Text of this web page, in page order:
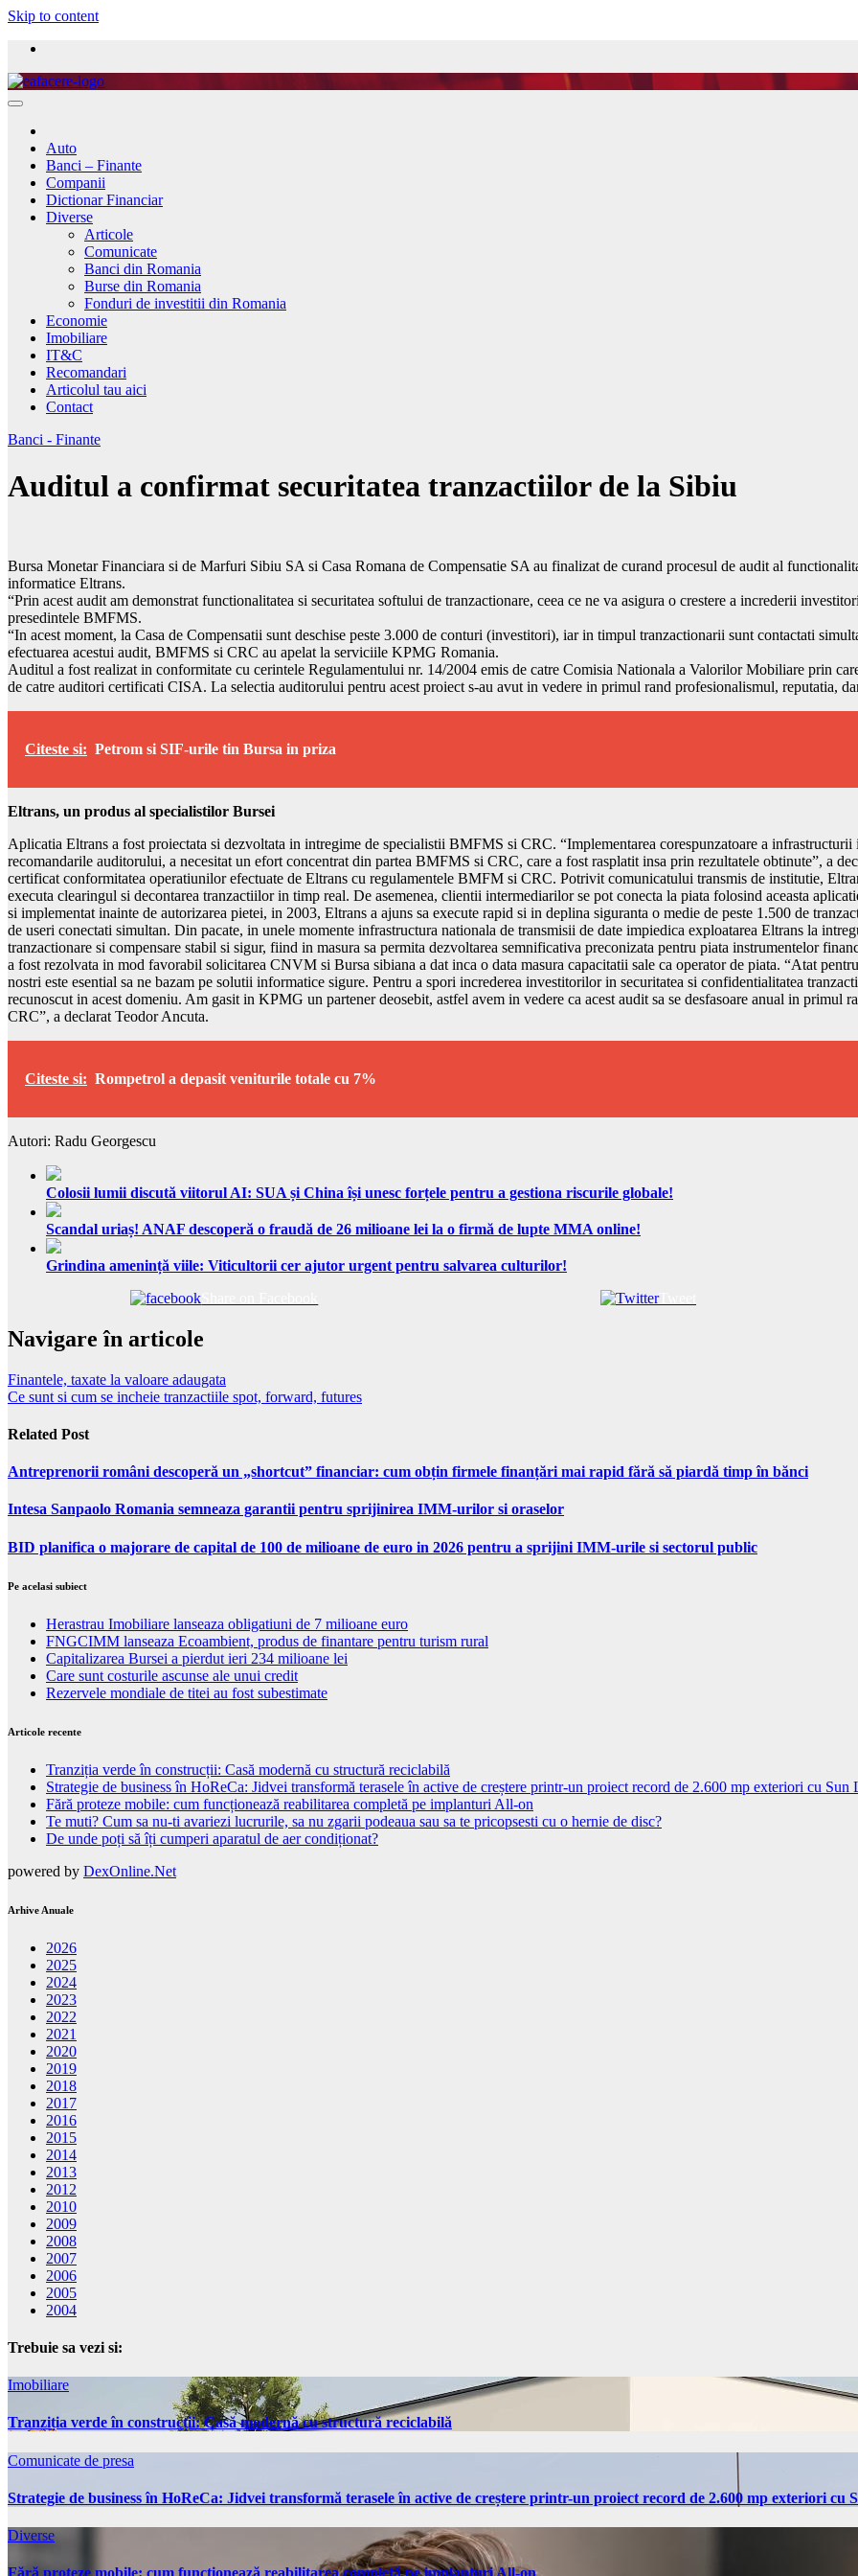
Skip to content
Auto
Banci – Finante
Companii
Dictionar Financiar
Diverse
Articole
Comunicate
Banci din Romania
Burse din Romania
Fonduri de investitii din Romania
Economie
Imobiliare
IT&C
Recomandari
Articolul tau aici
Contact
Banci - Finante
Auditul a confirmat securitatea tranzactiilor de la Sibiu
Bursa Monetar Financiara si de Marfuri Sibiu SA si Casa Romana de Compensatie SA au finalizat de curand procesul de audit al
informatice Eltrans.
“Prin acest audit am demonstrat functionalitatea si securitatea softului de tranzactionare, ceea ce ne va asigura o crestere a increderii
presedintele BMFMS.
“In acest moment, la Casa de Compensatii sunt deschise peste 3.000 de conturi (investitori), iar in timpul tranzactionarii sunt contactati
efectuarea acestui audit, BMFMS si CRC au apelat la serviciile KPMG Romania.
Auditul a fost realizat in conformitate cu cerintele Regulamentului nr. 14/2004 emis de catre Comisia Nationala a Valorilor Mobiliare prin
de catre auditori certificati CISA. La selectia auditorului pentru acest proiect s-au avut in vedere in primul rand profesionalismul, reputatia,
Citeste si: Petrom si SIF-urile tin Bursa in priza
Eltrans, un produs al specialistilor Bursei
Aplicatia Eltrans a fost proiectata si dezvoltata in intregime de specialistii BMFMS si CRC. “Implementarea corespunzatoare a
recomandarile auditorului, a necesitat un efort concentrat din partea BMFMS si CRC, care a fost rasplatit insa prin rezultatele obtinute”, a
certificat conformitatea operatiunilor efectuate de Eltrans cu regulamentele BMFM si CRC. Potrivit comunicatului transmis de institutie,
executa clearingul si decontarea tranzactiilor in timp real. De asemenea, clientii intermediarilor se pot conecta la piata folosind aceasta
si implementat inainte de autorizarea pietei, in 2003, Eltrans a ajuns sa execute rapid si in deplina siguranta o medie de peste 1.500 de
de useri conectati simultan. Din pacate, in unele momente infrastructura nationala de transmisii de date impiedica exploatarea Eltrans la
tranzactionare si compensare stabil si sigur, fiind in masura sa permita dezvoltarea semnificativa preconizata pentru piata instrumentelor
a fost rezolvata in mod favorabil solicitarea CNVM si Bursa sibiana a dat inca o data masura capacitatii sale ca operator de piata. “Atat
nostri este esential sa ne bazam pe solutii informatice sigure. Pentru a spori increderea investitorilor in securitatea si confidentialitatea
recunoscut in acest domeniu. Am gasit in KPMG un partener deosebit, astfel avem in vedere ca acest audit sa se desfasoare anual in
CRC”, a declarat Teodor Ancuta.
Citeste si: Rompetrol a depasit veniturile totale cu 7%
Autori: Radu Georgescu
Colosii lumii discută viitorul AI: SUA și China își unesc forțele pentru a gestiona riscurile globale!
Scandal uriaș! ANAF descoperă o fraudă de 26 milioane lei la o firmă de lupte MMA online!
Grindina amenință viile: Viticultorii cer ajutor urgent pentru salvarea culturilor!
Tweet
Navigare în articole
Finantele, taxate la valoare adaugata
Ce sunt si cum se incheie tranzactiile spot, forward, futures
Related Post
Antreprenorii români descoperă un „shortcut” financiar: cum obțin firmele finanțări mai rapid fără să piardă timp în bănci
Intesa Sanpaolo Romania semneaza garantii pentru sprijinirea IMM-urilor si oraselor
BID planifica o majorare de capital de 100 de milioane de euro in 2026 pentru a sprijini IMM-urile si sectorul public
Pe acelasi subiect
Herastrau Imobiliare lanseaza obligatiuni de 7 milioane euro
FNGCIMM lanseaza Ecoambient, produs de finantare pentru turism rural
Capitalizarea Bursei a pierdut ieri 234 milioane lei
Care sunt costurile ascunse ale unui credit
Rezervele mondiale de titei au fost subestimate
Articole recente
Tranziția verde în construcții: Casă modernă cu structură reciclabilă
Strategie de business în HoReCa: Jidvei transformă terasele în active de creștere printr-un proiect record de 2.600 mp exteriori cu Sun
Fără proteze mobile: cum funcționează reabilitarea completă pe implanturi All-on
Te muti? Cum sa nu-ti avariezi lucrurile, sa nu zgarii podeaua sau sa te pricopsesti cu o hernie de disc?
De unde poți să îți cumperi aparatul de aer condiționat?
powered by DexOnline.Net
Arhive Anuale
2026
2025
2024
2023
2022
2021
2020
2019
2018
2017
2016
2015
2014
2013
2012
2010
2009
2008
2007
2006
2005
2004
Trebuie sa vezi si:
Imobiliare
Tranziția verde în construcții: Casă modernă cu structură reciclabilă
Comunicate de presa
Strategie de business în HoReCa: Jidvei transformă terasele în active de creștere printr-un proiect record de 2.600 mp exteriori cu
Diverse